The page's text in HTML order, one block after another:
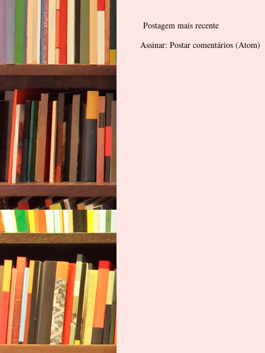
Postagem mais recente
Assinar: Postar comentários (Atom)